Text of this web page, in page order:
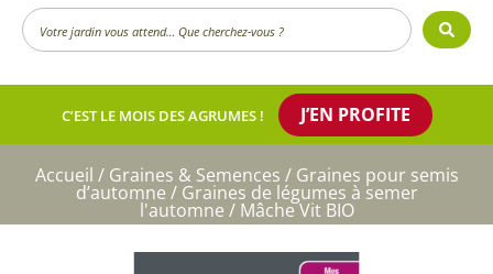
Search
...
C’EST LE MOIS DES AGRUMES ! J’EN PROFITE
Accueil / Graines & Semences / Graines pour semis
d’automne / Graines de légumes à semer
l'automne / Mâche Vit BIO